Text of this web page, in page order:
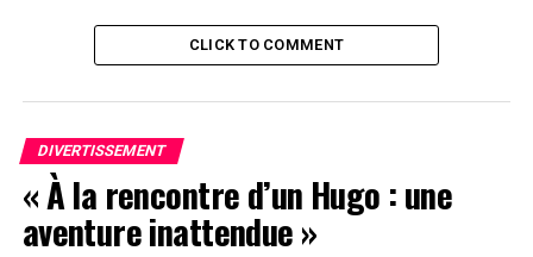
Un Casting Étoilé
En plus de Deadwyler,La Leçon de Pianomet en
vedetteJohn David Washington
Le casting comprend également Olivia Washington,
Pauletta Washington ainsi que Samuel L. Jackson et
Erykah Badu parmi d’autres talents remarquables.
CLICK TO COMMENT
DIVERTISSEMENT
« À la rencontre d’un Hugo : une
aventure inattendue »